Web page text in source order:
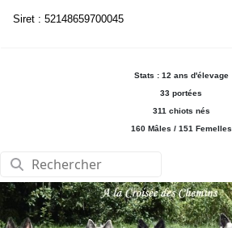
Siret : 52148659700045
Stats : 12 ans d'élevage
33 portées
311 chiots nés
160 Mâles / 151 Femelles